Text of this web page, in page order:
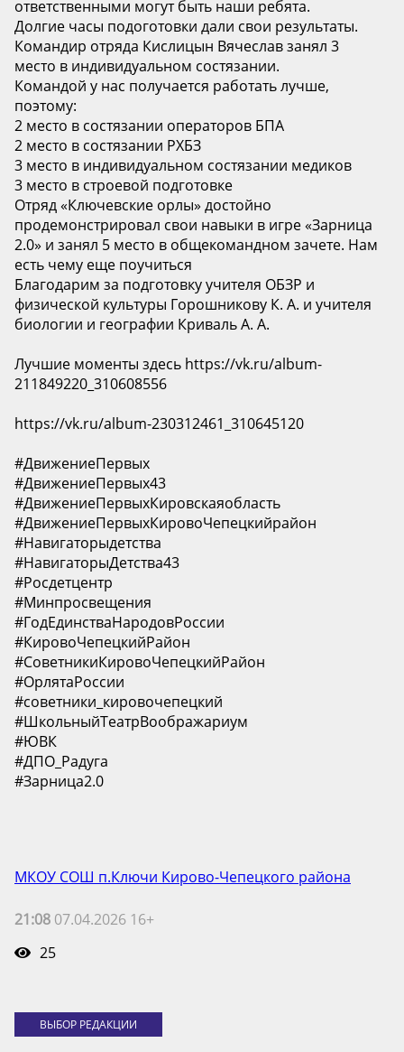
ответственными могут быть наши ребята.
Долгие часы подоготовки дали свои результаты.
Командир отряда Кислицын Вячеслав занял 3
место в индивидуальном состязании.
Командой у нас получается работать лучше,
поэтому:
2 место в состязании операторов БПА
2 место в состязании РХБЗ
3 место в индивидуальном состязании медиков
3 место в строевой подготовке
Отряд «Ключевские орлы» достойно
продемонстрировал свои навыки в игре «Зарница
2.0» и занял 5 место в общекомандном зачете. Нам
есть чему еще поучиться
Благодарим за подготовку учителя ОБЗР и
физической культуры Горошникову К. А. и учителя
биологии и географии Криваль А. А.
Лучшие моменты здесь https://vk.ru/album-
211849220_310608556
https://vk.ru/album-230312461_310645120
#ДвижениеПервых
#ДвижениеПервых43
#ДвижениеПервыхКировскаяобласть
#ДвижениеПервыхКировоЧепецкийрайон
#Навигаторыдетства
#НавигаторыДетства43
#Росдетцентр
#Минпросвещения
#ГодЕдинстваНародовРоссии
#КировоЧепецкийРайон
#СоветникиКировоЧепецкийРайон
#ОрлятаРоссии
#советники_кировочепецкий
#ШкольныйТеатрВоображариум
#ЮВК
#ДПО_Радуга
#Зарница2.0
МКОУ СОШ п.Ключи Кирово-Чепецкого района
21:08 07.04.2026 16+
25
ВЫБОР РЕДАКЦИИ